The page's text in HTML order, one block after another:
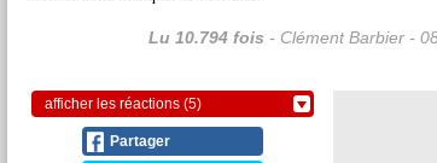
Lu 10.794 fois - Clément Barbier -
afficher les réactions (5)
Partager